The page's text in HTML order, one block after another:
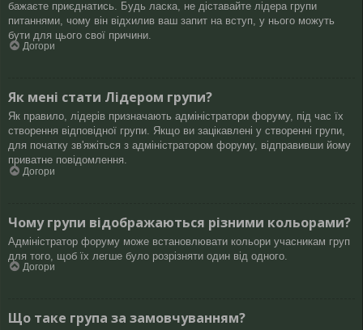
бажаєте приєднатись. Будь ласка, не діставайте лідера групи
питаннями, чому він відхилив ваш запит на вступ, у нього можуть
бути для цього свої причини.
Догори
Як мені стати Лідером групи?
Як правило, лідерів призначають адміністратори форуму, під час їх
створення відповідної групи. Якщо ви зацікавлені у створенні групи,
для початку зв'яжіться з адміністратором форуму, відправивши йому
приватне повідомлення.
Догори
Чому групи відображаються різними кольорами?
Адміністратор форуму може встановлювати кольори учасникам груп
для того, щоб їх легше було розрізняти один від одного.
Догори
Що таке група за замовчуванням?